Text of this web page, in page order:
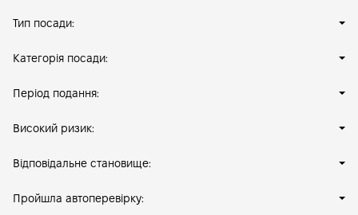
Тип посади:
Категорія посади:
Період подання:
Високий ризик:
Відповідальне становище:
Пройшла автоперевірку: